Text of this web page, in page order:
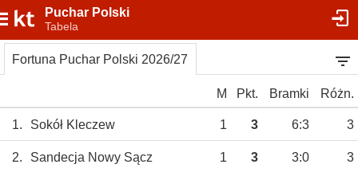
Puchar Polski
Tabela
Fortuna Puchar Polski 2026/27
M Pkt. Bramki Różn.
1. Sokół Kleczew 1 3 6:3 3
2. Sandecja Nowy Sącz 1 3 3:0 3